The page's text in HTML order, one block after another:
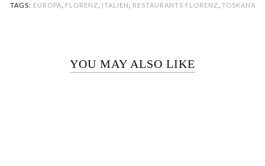
TAGS: EUROPA FLORENZ ITALIEN RESTAURANTS FLORENZ TOSKANA
YOU MAY ALSO LIKE